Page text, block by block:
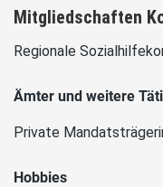
Mitgliedschaften
Regionale
Ämter und weitere
Private
Hobbies